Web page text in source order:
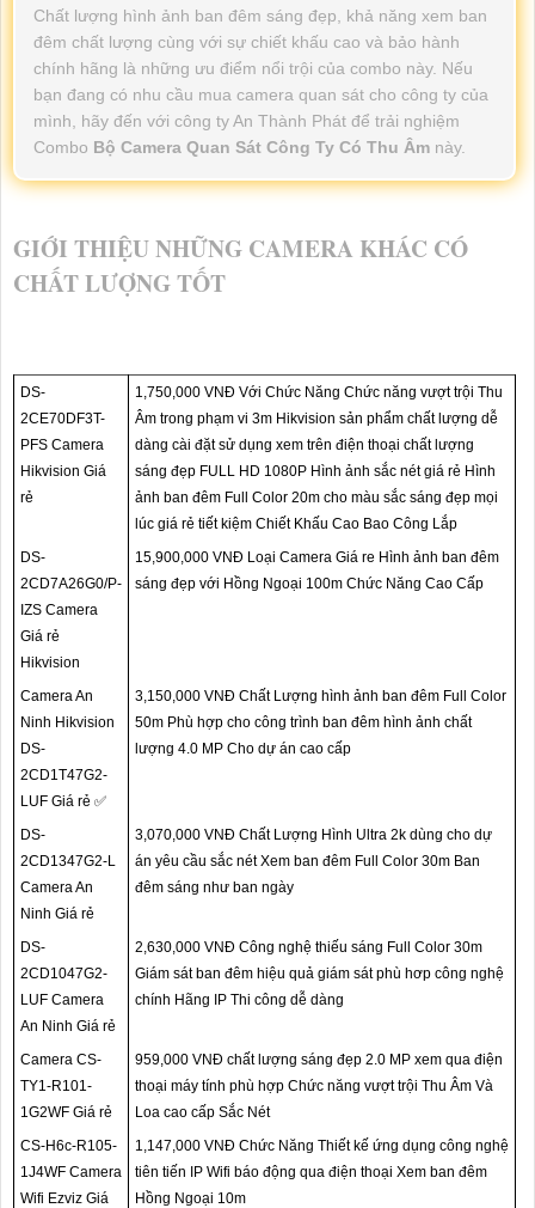
Chất lượng hình ảnh ban đêm sáng đẹp, khả năng xem ban
đêm chất lượng cùng với sự chiết khấu cao và bảo hành
chính hãng là những ưu điểm nổi trội của combo này. Nếu
bạn đang có nhu cầu mua camera quan sát cho công ty của
mình, hãy đến với công ty An Thành Phát để trải nghiệm
Combo Bộ Camera Quan Sát Công Ty Có Thu Âm này.
GIỚI THIỆU NHỮNG CAMERA KHÁC CÓ
CHẤT LƯỢNG TỐT
DS-
2CE70DF3T-
PFS Camera
Hikvision Giá
rẻ
1,750,000 VNĐ Với Chức Năng Chức năng vượt trội Thu
Âm trong phạm vi 3m Hikvision sản phẩm chất lượng dễ
dàng cài đặt sử dụng xem trên điện thoại chất lượng
sáng đẹp FULL HD 1080P Hình ảnh sắc nét giá rẻ Hình
ảnh ban đêm Full Color 20m cho màu sắc sáng đẹp mọi
lúc giá rẻ tiết kiệm Chiết Khấu Cao Bao Công Lắp
DS-
2CD7A26G0/P-
IZS Camera
Giá rẻ
Hikvision
15,900,000 VNĐ Loại Camera Giá re Hình ảnh ban đêm
sáng đẹp với Hồng Ngoại 100m Chức Năng Cao Cấp
Camera An
Ninh Hikvision
DS-
2CD1T47G2-
LUF Giá rẻ ✅
3,150,000 VNĐ Chất Lượng hình ảnh ban đêm Full Color
50m Phù hợp cho công trình ban đêm hình ảnh chất
lượng 4.0 MP Cho dự án cao cấp
DS-
2CD1347G2-L
Camera An
Ninh Giá rẻ
3,070,000 VNĐ Chất Lượng Hình Ultra 2k dùng cho dự
án yêu cầu sắc nét Xem ban đêm Full Color 30m Ban
đêm sáng như ban ngày
DS-
2CD1047G2-
LUF Camera
An Ninh Giá rẻ
2,630,000 VNĐ Công nghệ thiếu sáng Full Color 30m
Giám sát ban đêm hiệu quả giám sát phù hơp công nghệ
chính Hãng IP Thi công dễ dàng
Camera CS-
TY1-R101-
1G2WF Giá rẻ
959,000 VNĐ chất lượng sáng đẹp 2.0 MP xem qua điện
thoại máy tính phù hợp Chức năng vượt trội Thu Âm Và
Loa cao cấp Sắc Nét
CS-H6c-R105-
1J4WF Camera
Wifi Ezviz Giá
1,147,000 VNĐ Chức Năng Thiết kế ứng dụng công nghệ
tiên tiến IP Wifi báo động qua điện thoại Xem ban đêm
Hồng Ngoại 10m